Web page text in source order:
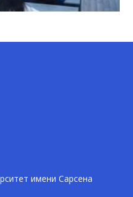
имени Сарсена